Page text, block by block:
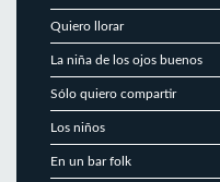
Quiero llorar
La niña de los ojos buenos
Sólo quiero compartir
Los niños
En un bar folk